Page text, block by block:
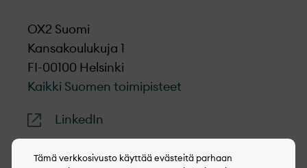
OX2 Suomi
Kansakoulukuja 1
FI-00100 Helsinki
Kaikki Suomen toimipisteet
LinkedIn
Tämä verkkosivusto käyttää evästeitä parhaan